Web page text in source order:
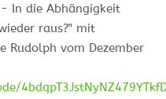
In die Abhängigkeit
raus?" mit
Rudolph vom Dezember